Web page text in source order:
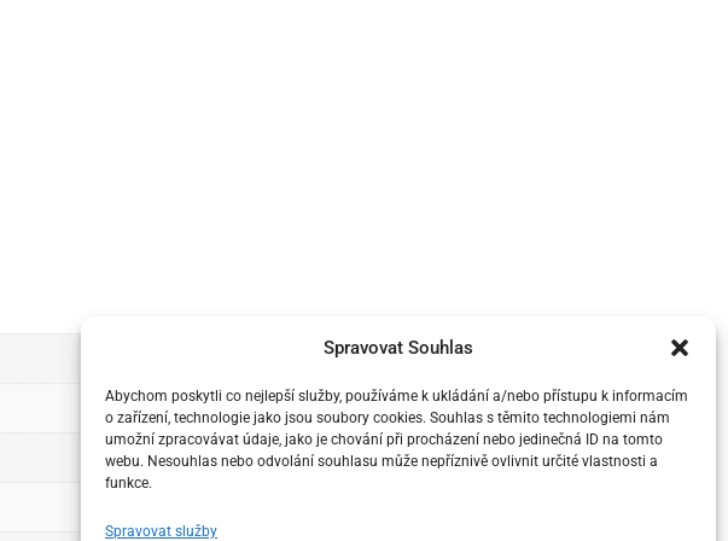
Spravovat Souhlas
Abychom poskytli co nejlepší služby, používáme k ukládání a/nebo přístupu k informacím
o zařízení, technologie jako jsou soubory cookies. Souhlas s těmito technologiemi nám
umožní zpracovávat údaje, jako je chování při procházení nebo jedinečná ID na tomto
webu. Nesouhlas nebo odvolání souhlasu může nepříznivě ovlivnit určité vlastnosti a
funkce.
Spravovat služby